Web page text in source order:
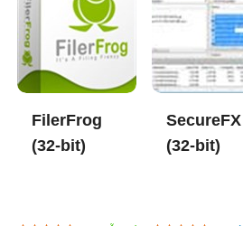
FilerFrog
(32-bit)
SecureFX
(32-bit)